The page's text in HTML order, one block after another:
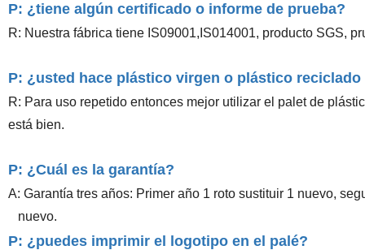
P: ¿tiene algún certificado o informe de prueba?
R: Nuestra fábrica tiene IS09001,IS014001, producto SGS,
P: ¿usted hace plástico virgen o plástico reciclado
R: Para uso repetido entonces mejor utilizar el palet de
está bien.
P: ¿Cuál es la garantía?
A: Garantía tres años: Primer año 1 roto sustituir 1 nuevo,
nuevo.
P: ¿puedes imprimir el logotipo en el palé?